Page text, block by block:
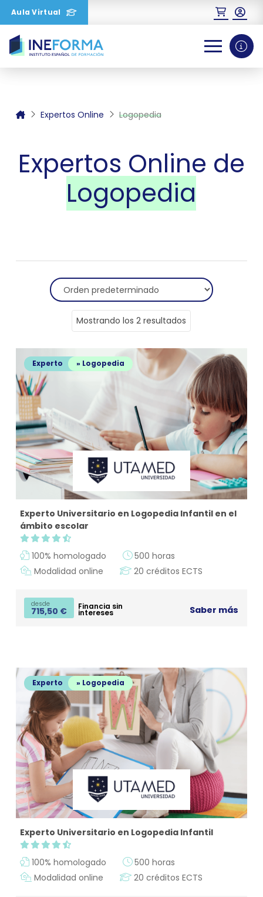
Aula Virtual
Expertos Online Logopedia
Expertos Online de
Logopedia
Mostrando los 2 resultados
Experto » Logopedia
Experto Universitario en Logopedia Infantil en el
ámbito escolar
100% homologado
500 horas
Modalidad online
20 créditos ECTS
desde
715,50 € Financia sin
intereses Saber más
Experto » Logopedia
Experto Universitario en Logopedia Infantil
100% homologado
500 horas
Modalidad online
20 créditos ECTS